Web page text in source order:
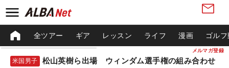
メルマガ登録
全ツアー ギア レッスン ライフ 漫画 ゴル
米国男子 松山英樹ら出場 ウィンダム選手権の組み合わせ